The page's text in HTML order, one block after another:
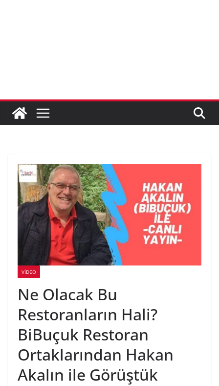
VIDEO
Ne Olacak Bu
Restoranların Hali?
BiBuçuk Restoran
Ortaklarından Hakan
Akalın ile Görüştük